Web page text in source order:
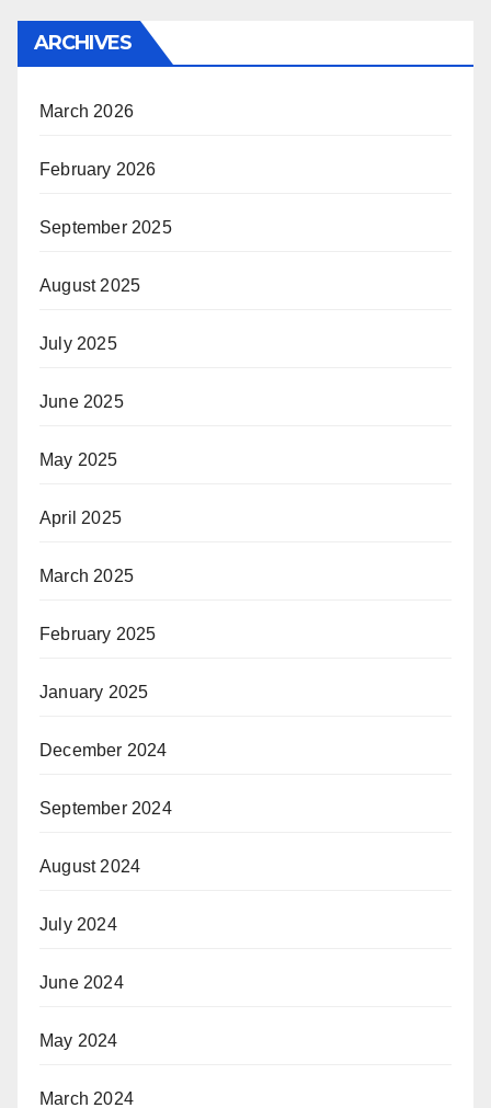
ARCHIVES
March 2026
February 2026
September 2025
August 2025
July 2025
June 2025
May 2025
April 2025
March 2025
February 2025
January 2025
December 2024
September 2024
August 2024
July 2024
June 2024
May 2024
March 2024